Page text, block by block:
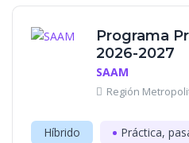
Programa
2026-2027
SAAM
Región
Híbrido Práctica,